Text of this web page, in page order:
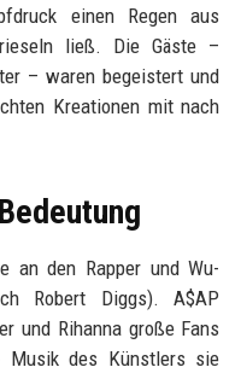
einen Regen aus
ließ. Die Gäste –
– waren begeistert und
Kreationen mit nach
an den Rapper und Wu-
Robert Diggs). A$AP
und Rihanna große Fans
Musik des Künstlers sie